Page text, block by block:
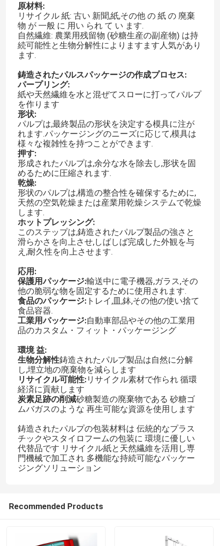
原材料:
リサイクル 紙: 古い 新聞,紙,その他 の 紙 の 廃棄
物 が 一般 に 用い られ て い ます.
自然繊維: 農業用残留物 (砂糖生産の副産物) は持
続可能性と生物分解性によりますます人気があり
ます.
鋳造されたパルスパッケージの作成プロセス:
パープリング:
紙や天然繊維を水と混ぜてスローに打ってパルプ
を作ります
形状:
パルプは,最終製品の形状を決定する模具に注が
れます.パッケージングのニーズに応じて,模具は
様々な複雑性を持つことができます.
押す:
形成されたパルプは,余分な水を除去し,形状を固
めるために圧縮されます.
乾燥:
形状のパルプは,構造の整合性を確保するために,
天然の空気乾燥または産業用乾燥システムで乾燥
します.
ホットプレッシング:
このステップは,鋳造されたパルプ製品の強さと
滑らかさを向上させ,しばしば完成した外観を与
え,耐久性を向上させます.
応用:
保護用パッケージ:輸送中に電子機器,ガラス,その
他の脆弱な物を固定するために使用されます.
食品のパッケージ:トレイ,皿,鉢,その他の使い捨て
食品容器.
工業用パッケージ:自動車部品やその他の工業用
品のカスタム・フィット・パッケージング
環境 益:
生物分解性鋳造されたパルプ製品は自然に分解
し,埋立地の廃棄物を減らします
リサイクル可能性:リサイクル素材で作られ 循環
経済に貢献します
炭素足跡の削減砂糖製造の廃棄物である 砂糖ゴ
ムバガスのような 再生可能な資源を使用します
鋳造されたパルプの包装材料は 伝統的なプラス
チックやスタイロフームの包装に 環境に優しい
代替品です リサイクル紙と天然繊維を活用し専
門機械で加工され 多機能な持続可能なパッケー
ジングソリューション
Recommended Products